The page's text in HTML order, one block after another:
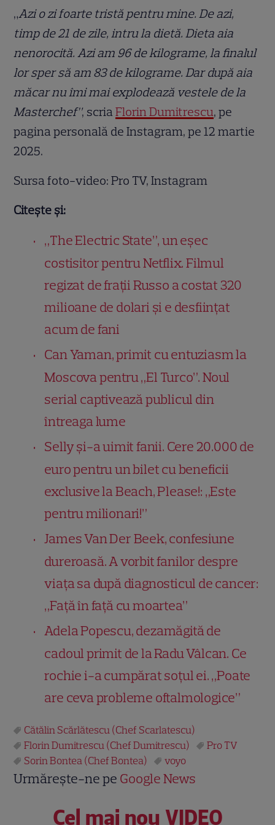
„Azi o zi foarte tristă pentru mine. De azi,
timp de 21 de zile, intru la dietă. Dieta aia
nenorocită. Azi am 96 de kilograme, la finalul
lor sper să am 83 de kilograme. Dar după aia
măcar nu îmi mai explodează vestele de la
Masterchef”, scriaFlorin Dumitrescu, pe
pagina personală de Instagram, pe 12 martie
2025.
Sursa foto-video: Pro TV, Instagram
Citește și:
„The Electric State”, un eșec
costisitor pentru Netflix. Filmul
regizat de frații Russo a costat 320
milioane de dolari și e desființat
acum de fani
Can Yaman, primit cu entuziasm la
Moscova pentru „El Turco”. Noul
serial captivează publicul din
întreaga lume
Selly și-a uimit fanii. Cere 20.000 de
euro pentru un bilet cu beneficii
exclusive la Beach, Please!: „Este
pentru milionari!”
James Van Der Beek, confesiune
dureroasă. A vorbit fanilor despre
viața sa după diagnosticul de cancer:
„Față în față cu moartea”
Adela Popescu, dezamăgită de
cadoul primit de la Radu Vâlcan. Ce
rochie i-a cumpărat soțul ei. „Poate
are ceva probleme oftalmologice”
Cătălin Scărlătescu (Chef Scarlatescu)
Florin Dumitrescu (Chef Dumitrescu)
Pro TV
Sorin Bontea (Chef Bontea)
voyo
Urmărește-ne pe Google News
Cel mai nou VIDEO